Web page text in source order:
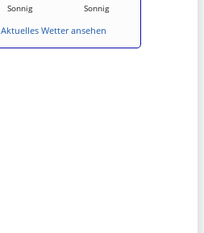
Sonnig
Sonnig
Aktuelles Wetter ansehen